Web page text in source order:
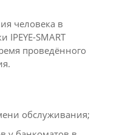
человека в
IPEYE-SMART
проведённого
обслуживания;